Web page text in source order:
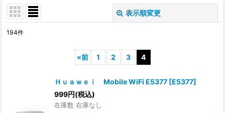
表示順変更
194件
«前 1 2 3 4
Ｈｕａｗｅｉ Mobile WiFi E5377 [E5377]
999円(税込)
在庫数 在庫なし